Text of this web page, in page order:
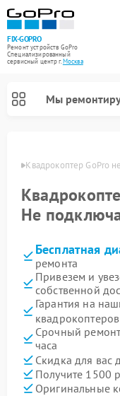
FIX-GOPRO
Ремонт устройств GoPro
Специализированный
cервисный центр г.Москва
Мы
Квадрокоптер GoPro
Не
Бесплатная
ремонта
Привезем и
собственной
Гарантия на
Срочный
часа
Скидка для вас
Получите 1500
Оригинальные